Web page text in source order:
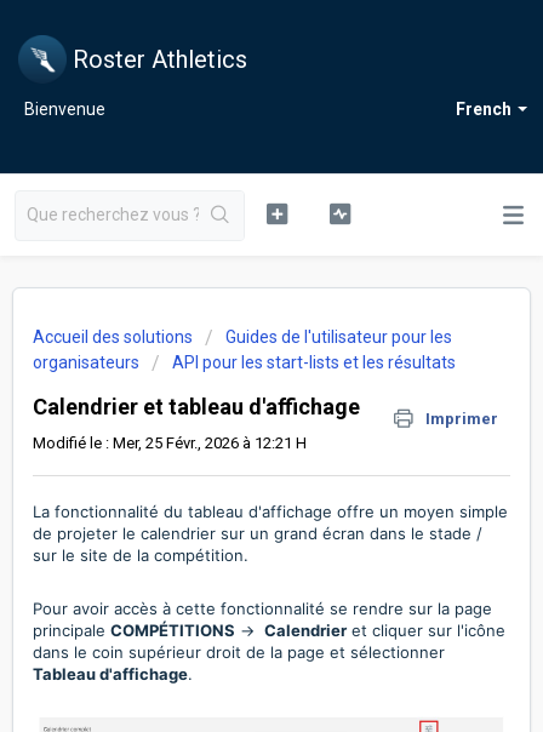
Roster Athletics
French
Bienvenue
Accueil des solutions
Guides de l'utilisateur pour les
organisateurs
API pour les start-lists et les résultats
Calendrier et tableau d'affichage
Imprimer
Modifié le : Mer, 25 Févr., 2026 à 12:21 H
La fonctionnalité du tableau d'affichage offre un moyen simple
de projeter le calendrier sur un grand écran dans le stade /
sur le site de la compétition.
Pour avoir accès à cette fonctionnalité se rendre sur la page
principale COMPÉTITIONS → Calendrier et cliquer sur l'icône
dans le coin supérieur droit de la page et sélectionner
Tableau d'affichage.